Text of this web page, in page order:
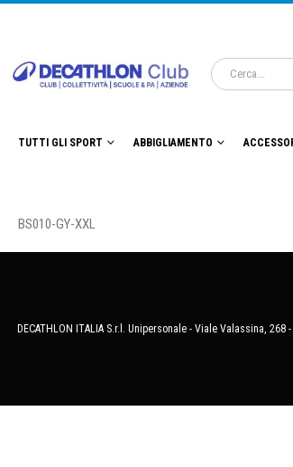
TUTTI GLI SPORT ABBIGLIAMENTO
BS010-GY-XXL
DECATHLON ITALIA S.r.l. Unipersonale - Viale Valassina,